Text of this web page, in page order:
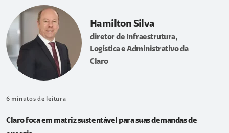
Hamilton Silva
diretor de Infraestrutura,
Logística e Administrativo da
Claro
6 minutos de leitura
Claro foca em matriz sustentável para suas demandas de